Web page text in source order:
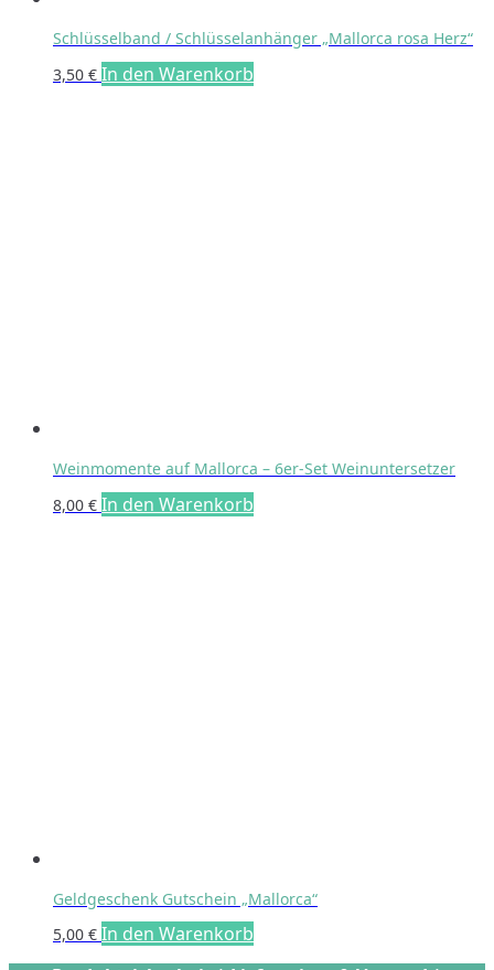
Schlüsselband / Schlüsselanhänger „Mallorca rosa Herz“
3,50 € In den Warenkorb
Weinmomente auf Mallorca – 6er-Set Weinuntersetzer
8,00 € In den Warenkorb
Geldgeschenk Gutschein „Mallorca“
5,00 € In den Warenkorb